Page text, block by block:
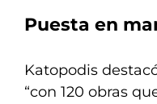
Puesta en
Katopodis
“con 120 obras